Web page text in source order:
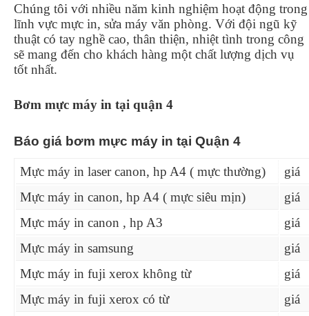
Chúng tôi với nhiều năm kinh nghiệm hoạt động trong
lĩnh vực mực in, sửa máy văn phòng. Với đội ngũ kỹ
thuật có tay nghề cao, thân thiện, nhiệt tình trong công
sẽ mang đến cho khách hàng một chất lượng dịch vụ
tốt nhất.
Bơm mực máy in tại quận 4
Báo giá bơm mực máy in tại Quận 4
Mực máy in laser canon, hp A4 ( mực thường)
giá
Mực máy in canon, hp A4 ( mực siêu mịn)
giá
Mực máy in canon , hp A3
giá
Mực máy in samsung
giá
Mực máy in fuji xerox không từ
giá
Mực máy in fuji xerox có từ
giá